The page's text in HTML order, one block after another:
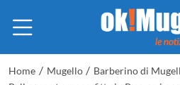
Home / Mugello / Barberino di